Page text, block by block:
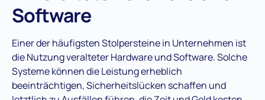
Software
Einer der häufigsten Stolpersteine in Unternehmen ist
die Nutzung veralteter Hardware und Software. Solche
Systeme können die Leistung erheblich
beeinträchtigen, Sicherheitslücken schaffen und